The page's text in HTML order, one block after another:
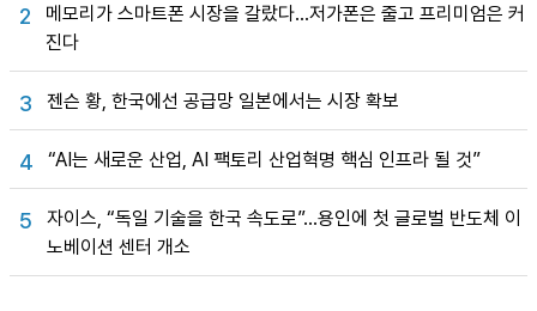
2
메모리가 스마트폰 시장을 갈랐다…저가폰은 줄고 프리미엄은 커
진다
3 젠슨 황, 한국에선 공급망 일본에서는 시장 확보
4 “AI는 새로운 산업, AI 팩토리 산업혁명 핵심 인프라 될 것”
5
자이스, “독일 기술을 한국 속도로”…용인에 첫 글로벌 반도체 이
노베이션 센터 개소